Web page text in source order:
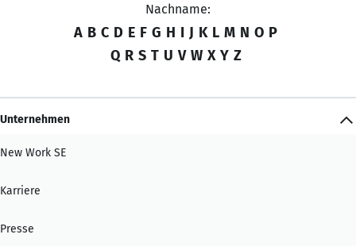
Nachname:
A B C D E F G H I J K L M N O P
Q R S T U V W X Y Z
Unternehmen
New Work SE
Karriere
Presse